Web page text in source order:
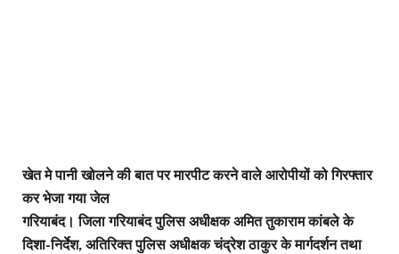
खेत मे पानी खोलने की बात पर मारपीट करने वाले आरोपीयों को गिरफ्तार
कर भेजा गया जेल
गरियाबंद। जिला गरियाबंद पुलिस अधीक्षक अमित तुकाराम कांबले के
दिशा-निर्देश, अतिरिक्त पुलिस अधीक्षक चंद्रेश ठाकुर के मार्गदर्शन तथा